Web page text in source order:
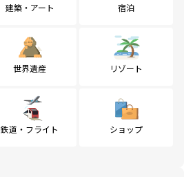
建築・アート 宿泊
世界遺産 リゾート
鉄道・フライト ショップ